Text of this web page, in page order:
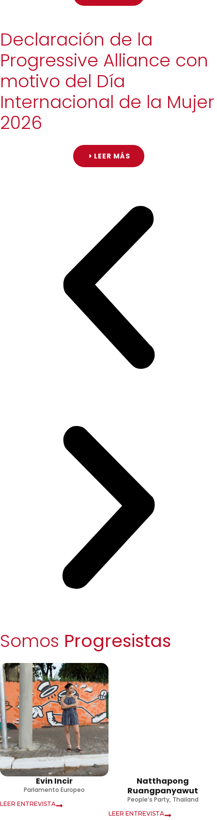
Declaración de la
Progressive Alliance con
motivo del Día
Internacional de la Mujer
2026
LEER MÁS
Somos Progresistas
Evin Incir
Parlamento Europeo
LEER ENTREVISTA
Natthapong
Ruangpanyawut
People’s Party, Thailand
LEER ENTREVISTA